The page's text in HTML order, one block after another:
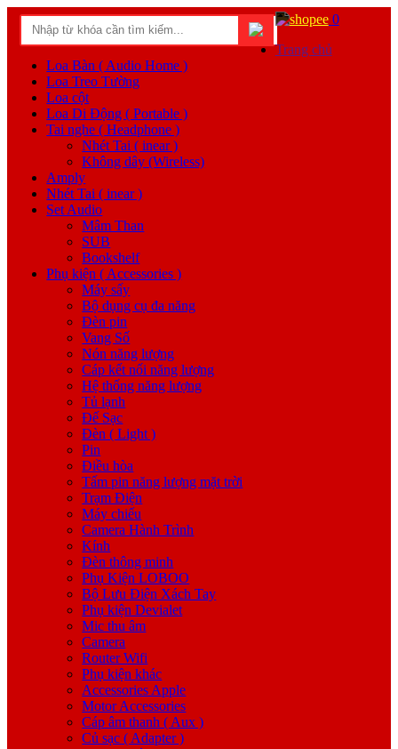
0
Trang chủ
Loa Bàn ( Audio Home )
Loa Treo Tường
Loa cột
Loa Di Động ( Portable )
Tai nghe ( Headphone )
Nhét Tai ( inear )
Không dây (Wireless)
Amply
Nhét Tai ( inear )
Set Audio
Mâm Than
SUB
Bookshelf
Phụ kiện ( Accessories )
Máy sấy
Bộ dụng cụ đa năng
Đèn pin
Vang Số
Nón năng lượng
Cáp kết nối năng lượng
Hệ thống năng lượng
Tủ lạnh
Đế Sạc
Đèn ( Light )
Pin
Điều hòa
Tấm pin năng lượng mặt trời
Trạm Điện
Máy chiếu
Camera Hành Trình
Kính
Đèn thông minh
Phụ Kiện LOBOO
Bộ Lưu Điện Xách Tay
Phụ kiện Devialet
Mic thu âm
Camera
Router Wifi
Phụ kiện khác
Accessories Apple
Motor Accessories
Cáp âm thanh ( Aux )
Củ sạc ( Adapter )